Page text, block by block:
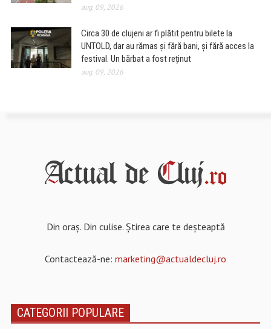
aug. 09, 2026
Circa 30 de clujeni ar fi plătit pentru bilete la
UNTOLD, dar au rămas și fără bani, și fără acces la
festival. Un bărbat a fost reținut
aug. 09, 2026
Din oraș. Din culise. Știrea care te deșteaptă
Contactează-ne: marketing@actualdecluj.ro
CATEGORII POPULARE